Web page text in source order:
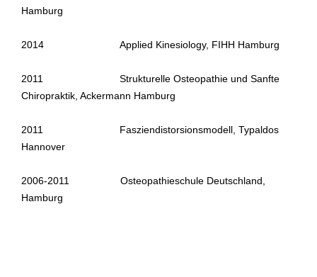
Hamburg
2014 Applied Kinesiology, FIHH Hamburg
2011 Strukturelle Osteopathie und Sanfte
Chiropraktik, Ackermann Hamburg
2011 Fasziendistorsionsmodell, Typaldos
Hannover
2006-2011 Osteopathieschule Deutschland,
Hamburg